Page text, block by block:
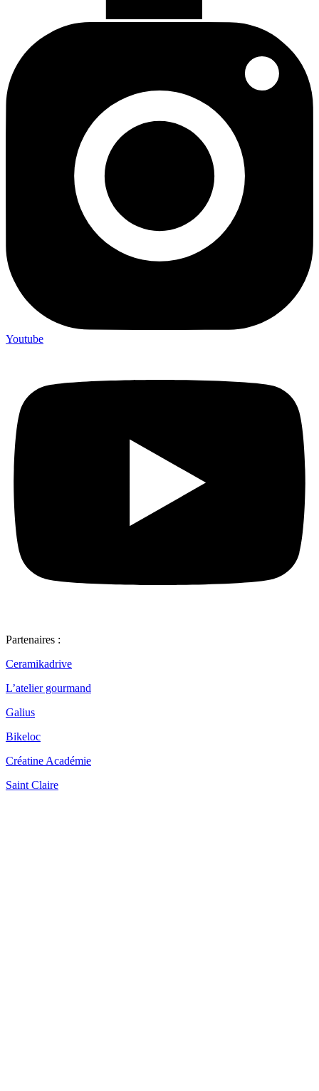
Youtube
Partenaires :
Ceramikadrive
L’atelier gourmand
Galius
Bikeloc
Créatine Académie
Saint Claire